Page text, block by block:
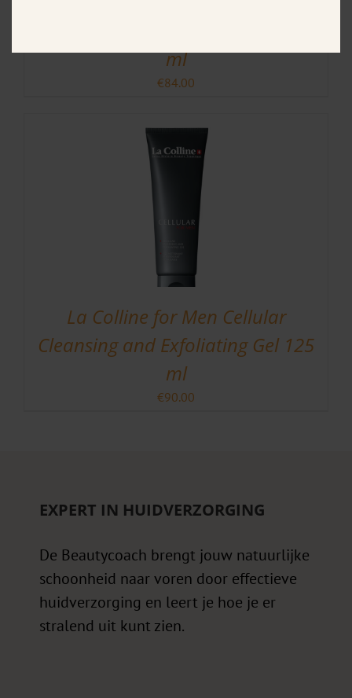
ml
€84.00
La Colline for Men Cellular
Cleansing and Exfoliating Gel 125
ml
€90.00
EXPERT IN HUIDVERZORGING
De Beautycoach brengt jouw natuurlijke
schoonheid naar voren door effectieve
huidverzorging en leert je hoe je er
stralend uit kunt zien.